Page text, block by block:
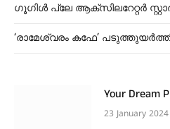
ഗൂഗിൾ പ്ലേ ആക്സിലറേറ്റർ
‘രാമേശ്വരം കഫേ’
Your Dream
23 January 2024